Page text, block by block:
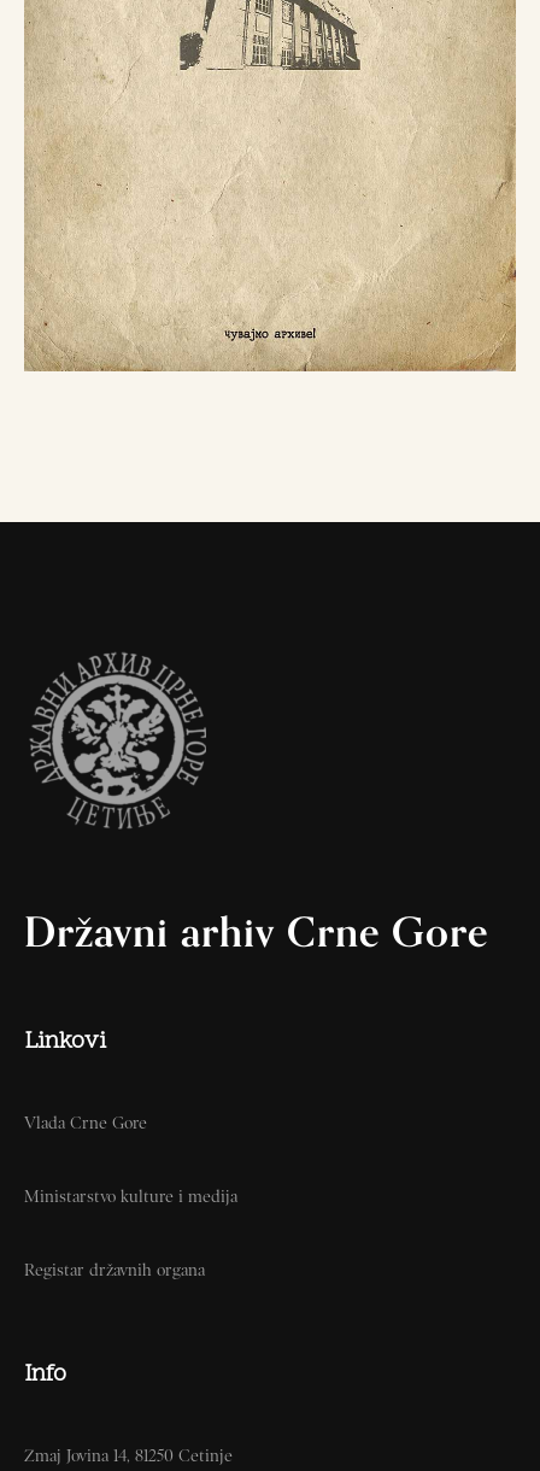
Državni arhiv Crne Gore
Linkovi
Vlada Crne Gore
Ministarstvo kulture i medija
Registar državnih organa
Info
Zmaj Jovina 14, 81250 Cetinje